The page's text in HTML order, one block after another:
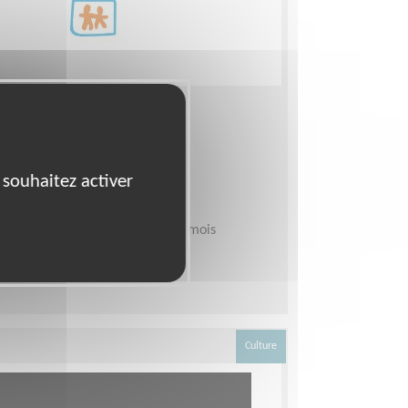
et Humanisme - Calvados
:
Quelques heures par mois
Culture
activer